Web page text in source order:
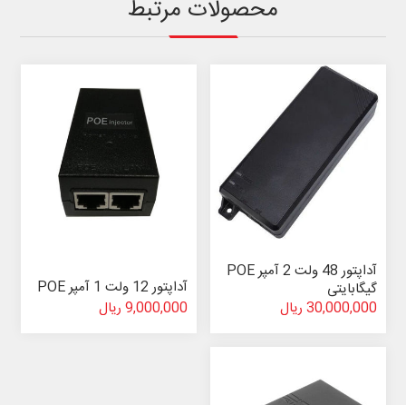
محصولات مرتبط
آداپتور 48 ولت 2 آمپر POE
گیگابایتی
30,000,000 ریال
آداپتور 12 ولت 1 آمپر POE
9,000,000 ریال